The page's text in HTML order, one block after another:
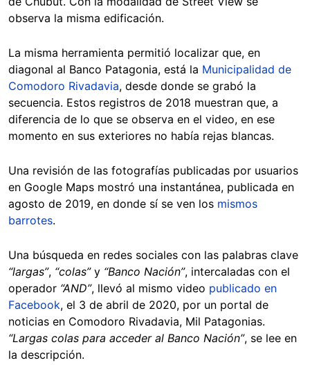
observa la misma edificación.
La misma herramienta permitió localizar que, en
diagonal al Banco Patagonia, está la Municipalidad de
Comodoro Rivadavia, desde donde se grabó la
secuencia. Estos registros de 2018 muestran que, a
diferencia de lo que se observa en el video, en ese
momento en sus exteriores no había rejas blancas.
Una revisión de las fotografías publicadas por usuarios
en Google Maps mostró una instantánea, publicada en
agosto de 2019, en donde sí se ven los mismos
barrotes.
Una búsqueda en redes sociales con las palabras clave
“largas”, “colas”y “Banco Nación”, intercaladas con el
operador “AND”, llevó al mismo video publicado en
Facebook, el 3 de abril de 2020, por un portal de
noticias en Comodoro Rivadavia, Mil Patagonias.
“Largas colas para acceder al Banco Nación”, se lee en
la descripción.